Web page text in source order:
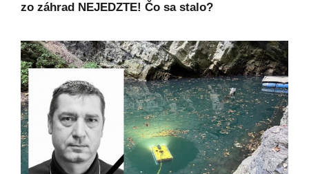
zo záhrad NEJEDZTE! Čo sa stalo?